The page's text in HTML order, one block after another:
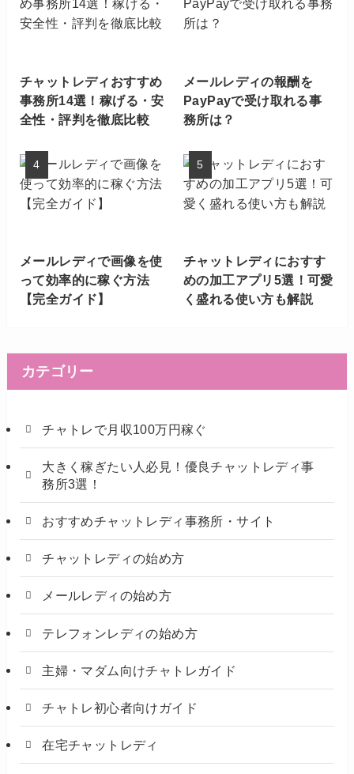
チャットレディおすすめ
事務所14選！稼げる・安
全性・評判を徹底比較
メールレディの報酬を
PayPayで受け取れる事
務所は？
メールレディで画像を使
って効率的に稼ぐ方法
【完全ガイド】
チャットレディにおすす
めの加工アプリ5選！可愛
く盛れる使い方も解説
カテゴリー
チャトレで月収100万円稼ぐ
大きく稼ぎたい人必見！優良チャットレディ事
務所3選！
おすすめチャットレディ事務所・サイト
チャットレディの始め方
メールレディの始め方
テレフォンレディの始め方
主婦・マダム向けチャトレガイド
チャトレ初心者向けガイド
在宅チャットレディ